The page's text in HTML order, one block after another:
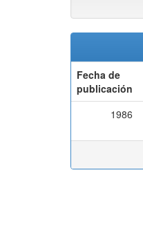
Fecha de
publicación
1986